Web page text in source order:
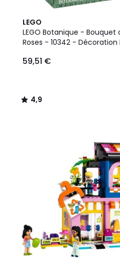
LEGO
LEGO Botanique - Bouquet
Roses - 10342 - Décoration
€.
59,51 €
4,9
/ 5
4,9
/